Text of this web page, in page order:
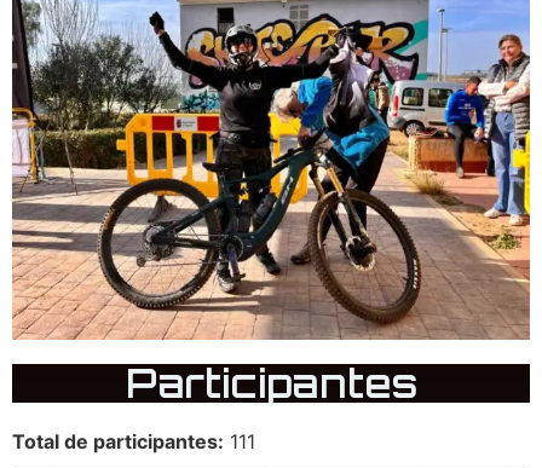
Participantes
Total de participantes: 111